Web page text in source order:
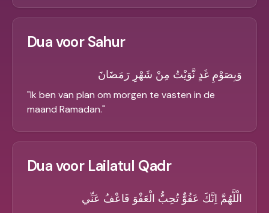
Dua voor Sahur
وَبِصَوْمِ غَدٍ نَّوَيْتُ مِنْ شَهْرِ رَمَضَانَ
"Ik ben van plan om morgen te vasten in de
maand Ramadan."
Dua voor Lailatul Qadr
الْلَّهُمَّ اِنَّكَ عَفُوٌّ تُحِبُّ الْعَفْوَ فَاعْفُ عَنِّي